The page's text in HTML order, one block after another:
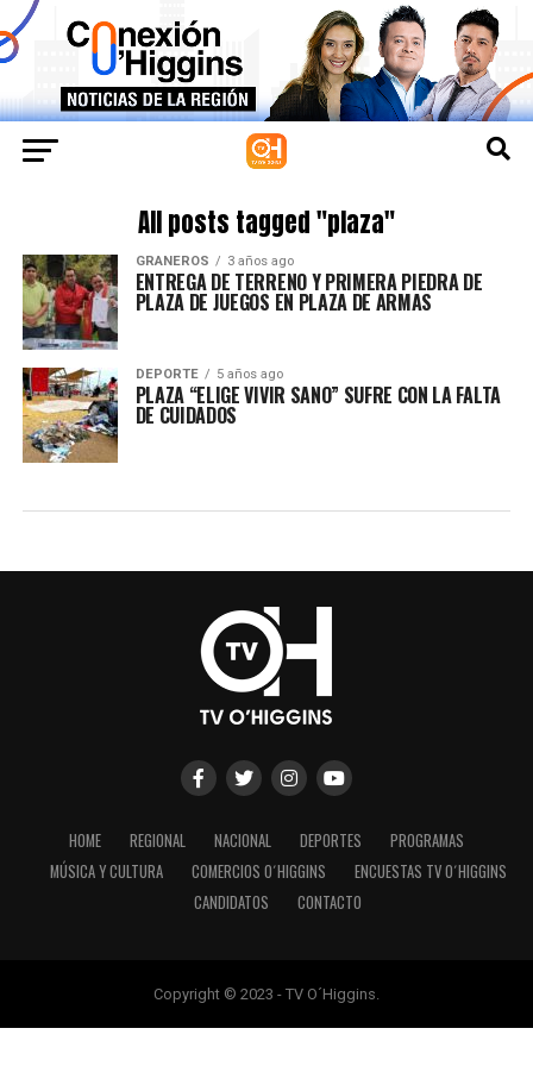
All posts tagged "plaza"
GRANEROS 3 años ago
ENTREGA DE TERRENO Y PRIMERA PIEDRA DE
PLAZA DE JUEGOS EN PLAZA DE ARMAS
DEPORTE 5 años ago
PLAZA “ELIGE VIVIR SANO” SUFRE CON LA FALTA
DE CUIDADOS
HOME REGIONAL NACIONAL DEPORTES
PROGRAMAS
MÚSICA Y CULTURA
COMERCIOS O´HIGGINS
ENCUESTAS TV O´HIGGINS
CANDIDATOS
CONTACTO
Copyright © 2023 - TV O´Higgins.